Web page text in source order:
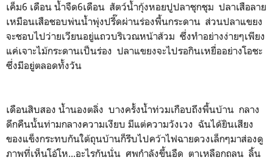
เค็ม6 เดือน น้ำจืด6เดือน สัตว์น้ำกุ้งหอยปูปลาชุกชุม ปลาเสือลาย
เหมือนเสือชอบพ่นน้ำพุ่งปรี๊ดผ่านร่องพื้นกระดาน ส่วนปลาแขยง
จะชอบไปว่ายเวียนอยู่แถวบริเวณหน้าส้วม ซึ่งทำอย่างง่ายๆเพียง
แค่เจาะไม้กระดานเป็นร่อง ปลาแขยงจะไปรอกินเหยื่ออย่างโอชะ
ซึ่งมีอยู่ตลอดทั้งวัน
เดือนสิบสอง น้ำนองตลิ่ง บางครั้งน้ำท่วมเกือบถึงพื้นบ้าน กลาง
ดึกคืนนั้นท่ามกลางความเงียบ มีแต่ความวังเวง ฉันได้ยินเสียง
ของแข็งกระทบกันใต้ถุนบ้านก็รีบไปคว้าไฟฉายดวงเล็กๆมาส่องดู
ภาพที่เห็นโอ้โห...อะไรกันนั่น ศพกำลังขึ้นอืด ตาเหลือกถลน ลิ้น